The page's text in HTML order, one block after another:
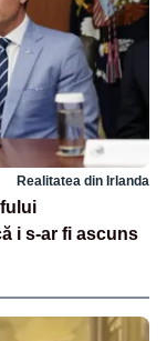
Realitatea din Irlanda
i s-ar fi ascuns